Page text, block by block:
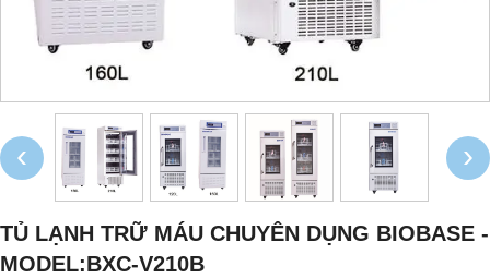
‹ ›
TỦ LẠNH TRỮ MÁU CHUYÊN DỤNG BIOBASE -
MODEL:BXC-V210B